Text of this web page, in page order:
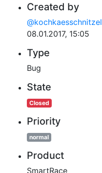
Created by
@kochkaesschnitzel
08.01.2017, 15:05
Type
Bug
State
Closed
Priority
normal
Product
SmartRace